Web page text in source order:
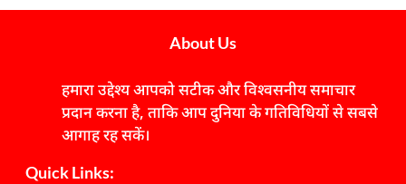
About Us
हमारा उद्देश्य आपको सटीक और विश्वसनीय समाचार
प्रदान करना है, ताकि आप दुनिया के गतिविधियों से सबसे
आगाह रह सकें।
Quick Links: